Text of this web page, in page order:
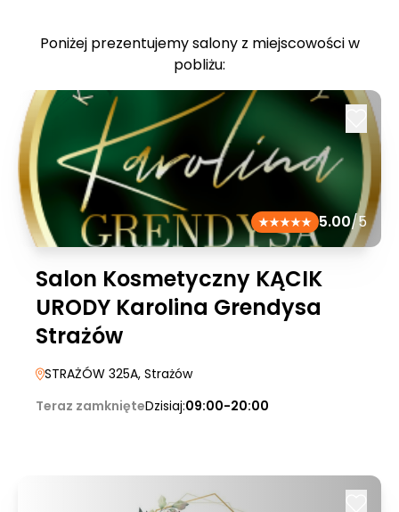
Poniżej prezentujemy salony z miejscowości w
pobliżu:
5.00/5
Salon Kosmetyczny KĄCIK
URODY Karolina Grendysa
Strażów
STRAŻÓW 325A, Strażów
Teraz zamknięteDzisiaj:09:00-20:00